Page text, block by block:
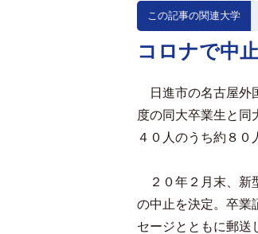
この記事の関連大学
コロナで中
日進市の名古屋外
度の同大卒業生と同
４０人のうち約８０
２０年２月末、新
の中止を決定。卒業
セージとともに郵送